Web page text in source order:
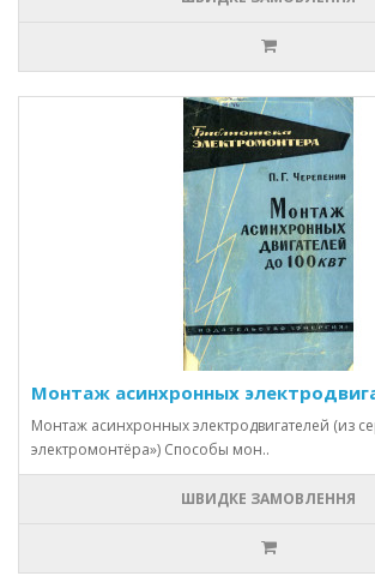
Монтаж асинхронных
Монтаж асинхронных электродвигателей (из
электромонтёра») Способы мон..
ШВИДКЕ ЗАМОВЛЕННЯ